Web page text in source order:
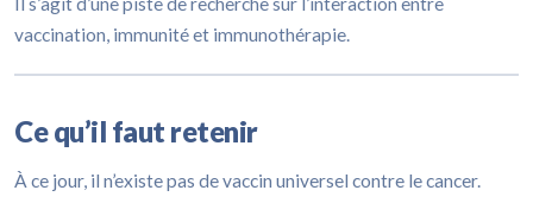
vaccination, immunité et immunothérapie.
Ce qu’il faut retenir
À ce jour, il n’existe pas de vaccin universel contre le cancer.